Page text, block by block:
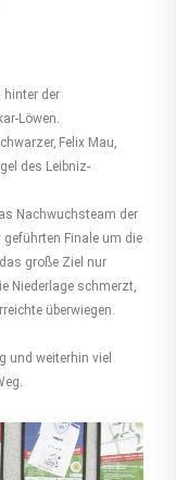
hinter der
Löwen.
Felix Mau,
des Leibniz-
Nachwuchsteam der
Finale um die
große Ziel nur
Niederlage schmerzt,
überwiegen.
und weiterhin viel